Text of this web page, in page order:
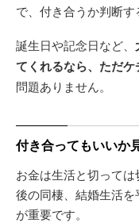
で、付き合うか判断す
誕生日や記念日など、
てくれるなら、ただ
問題ありません。
付き合ってもいいか
お金は生活と切って
後の同棲、結婚生活
が重要です。